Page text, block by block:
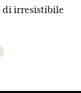
di irresistibile